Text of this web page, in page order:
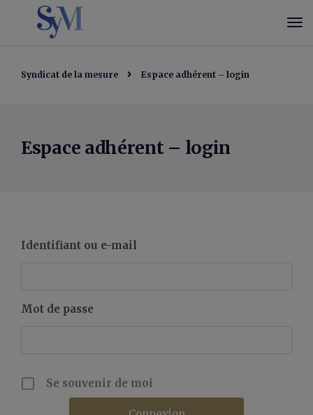
Syndicat de la mesure Espace adhérent – login
Espace adhérent – login
Identifiant ou e-mail
Mot de passe
Se souvenir de moi